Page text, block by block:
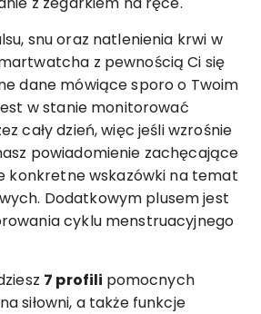
snu oraz natlenienia krwi w
z pewnością Ci się
dane mówiące sporo o Twoim
w stanie monitorować
cały dzień, więc jeśli wzrośnie
powiadomienie zachęcające
konkretne wskazówki na temat
Dodatkowym plusem jest
cyklu menstruacyjnego
7 profili pomocnych
siłowni, a także funkcje